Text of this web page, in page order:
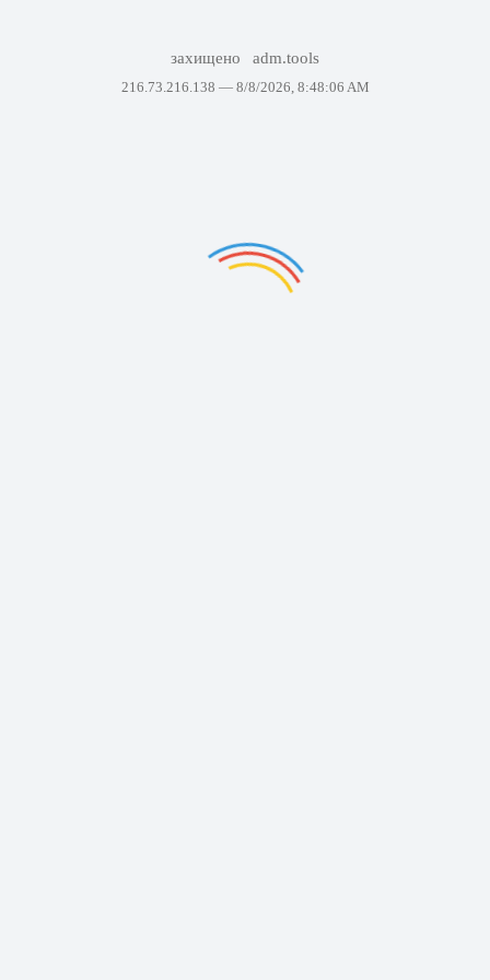
захищено adm.tools
216.73.216.138 — 8/8/2026, 8:48:06 AM